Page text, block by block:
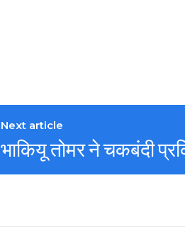
Next article
भाकियू तोमर ने चकबंदी